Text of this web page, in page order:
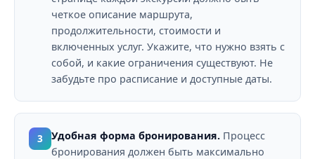
четкое описание маршрута,
продолжительности, стоимости и
включенных услуг. Укажите, что нужно взять с
собой, и какие ограничения существуют. Не
забудьте про расписание и доступные даты.
3 Удобная форма бронирования. Процесс
бронирования должен быть максимально